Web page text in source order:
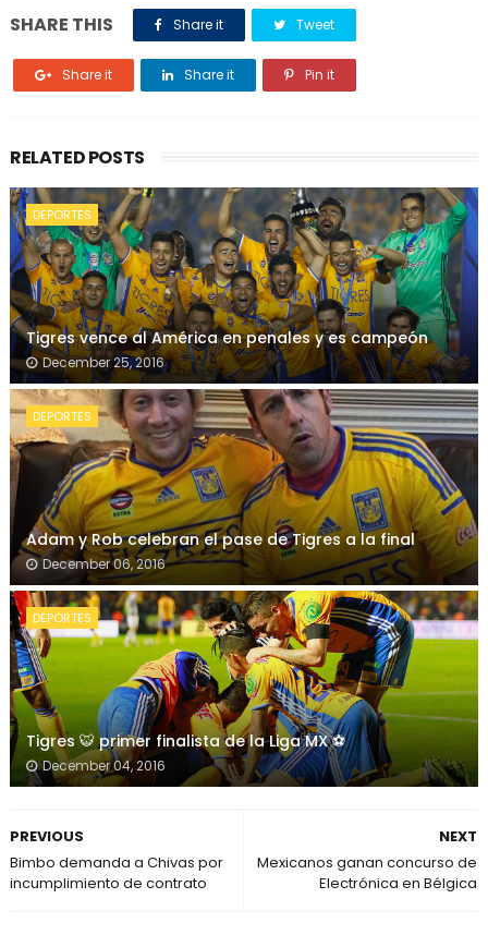
SHARE THIS Share it Tweet
Share it Share it Pin it
RELATED POSTS
DEPORTES
Tigres vence al América en penales y es campeón
December 25, 2016
DEPORTES
Adam y Rob celebran el pase de Tigres a la final
December 06, 2016
DEPORTES
Tigres 🐯 primer finalista de la Liga MX ⚽
December 04, 2016
NEXT
Mexicanos ganan concurso de
Electrónica en Bélgica
PREVIOUS
Bimbo demanda a Chivas por
incumplimiento de contrato